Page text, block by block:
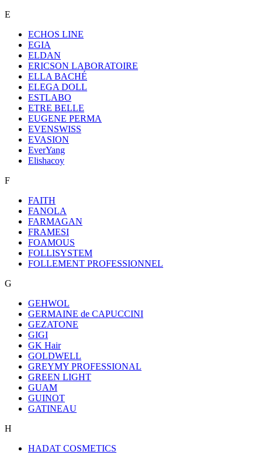
E
ECHOS LINE
EGIA
ELDAN
ERICSON LABORATOIRE
ELLA BACHÉ
ELEGA DOLL
ESTLABO
ETRE BELLE
EUGENE PERMA
EVENSWISS
EVASION
EverYang
Elishacoy
F
FAITH
FANOLA
FARMAGAN
FRAMESI
FOAMOUS
FOLLISYSTEM
FOLLEMENT PROFESSIONNEL
G
GEHWOL
GERMAINE de CAPUCCINI
GEZATONE
GIGI
GK Hair
GOLDWELL
GREYMY PROFESSIONAL
GREEN LIGHT
GUAM
GUINOT
GATINEAU
H
HADAT COSMETICS